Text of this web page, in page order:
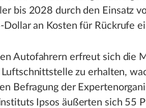
bis 2028 durch den Einsatz
an Kosten für Rückrufe
Autofahrern erfreut sich die
zu erhalten,
Befragung der
Ipsos äußerten sich 55